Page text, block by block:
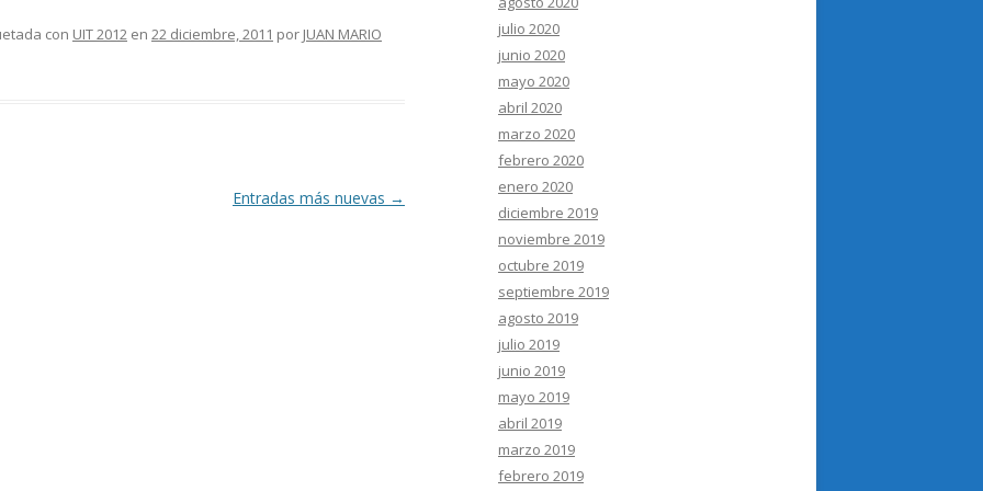
con UIT 2012 en 22 diciembre, 2011 por JUAN MARIO
Entradas más nuevas →
julio 2020
junio 2020
mayo 2020
abril 2020
marzo 2020
febrero 2020
enero 2020
diciembre 2019
noviembre 2019
octubre 2019
septiembre 2019
agosto 2019
julio 2019
junio 2019
mayo 2019
abril 2019
marzo 2019
febrero 2019